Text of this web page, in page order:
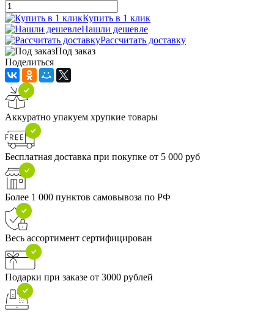
Купить в 1 клик
Нашли дешевле
Рассчитать доставку
Под заказ
Поделиться
Аккуратно упакуем хрупкие товары
Бесплатная доставка при покупке от 5 000 руб
Более 1 000 пунктов самовывоза по РФ
Весь ассортимент сертифицирован
Подарки при заказе от 3000 рублей